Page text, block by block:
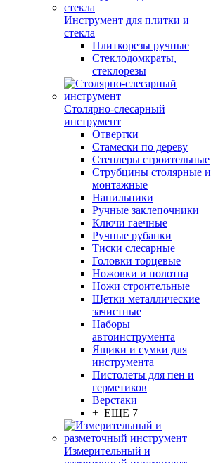
Инструмент для плитки и
стекла
Плиткорезы ручные
Стеклодомкраты,
стеклорезы
Столярно-слесарный
инструмент
Отвертки
Стамески по дереву
Степлеры строительные
Струбцины столярные и
монтажные
Напильники
Ручные заклепочники
Ключи гаечные
Ручные рубанки
Тиски слесарные
Головки торцевые
Ножовки и полотна
Ножи строительные
Щетки металлические
зачистные
Наборы
автоинструмента
Ящики и сумки для
инструмента
Пистолеты для пен и
герметиков
Верстаки
+ ЕЩЕ 7
Измерительный и